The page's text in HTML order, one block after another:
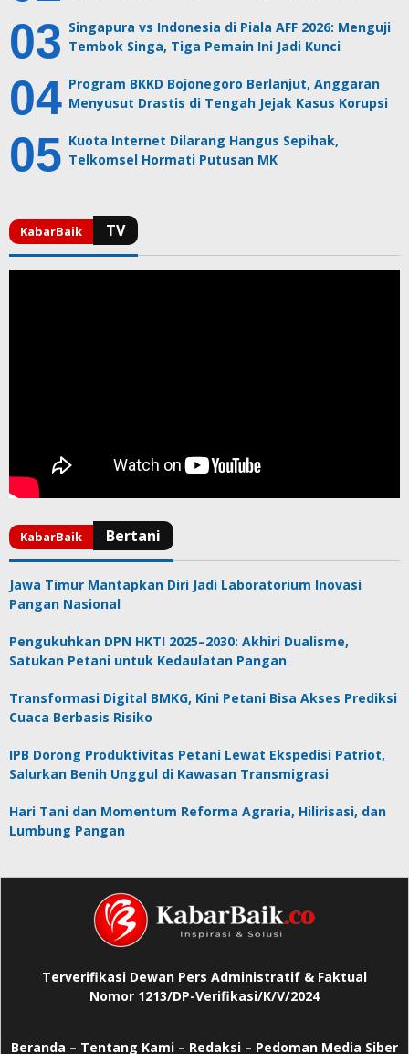
Singapura vs Indonesia di Piala AFF 2026: Menguji
Tembok Singa, Tiga Pemain Ini Jadi Kunci
Program BKKD Bojonegoro Berlanjut, Anggaran
Menyusut Drastis di Tengah Jejak Kasus Korupsi
Kuota Internet Dilarang Hangus Sepihak,
Telkomsel Hormati Putusan MK
Jawa Timur Mantapkan Diri Jadi Laboratorium Inovasi
Pangan Nasional
Pengukuhkan DPN HKTI 2025–2030: Akhiri Dualisme,
Satukan Petani untuk Kedaulatan Pangan
Transformasi Digital BMKG, Kini Petani Bisa Akses Prediksi
Cuaca Berbasis Risiko
IPB Dorong Produktivitas Petani Lewat Ekspedisi Patriot,
Salurkan Benih Unggul di Kawasan Transmigrasi
Hari Tani dan Momentum Reforma Agraria, Hilirisasi, dan
Lumbung Pangan
Terverifikasi Dewan Pers Administratif & Faktual
Nomor 1213/DP-Verifikasi/K/V/2024
Beranda – Tentang Kami – Redaksi – Pedoman Media Siber